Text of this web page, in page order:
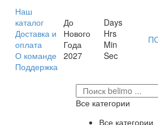
Наш
каталог
Доставка и
оплата
О команде
Поддержка
До
Нового
Года
2027
Days
Hrs
Min
Sec
Все категории
Все категории